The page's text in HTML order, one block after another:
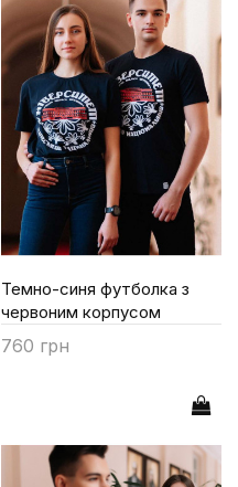
Темно-синя футболка з
червоним корпусом
760 грн